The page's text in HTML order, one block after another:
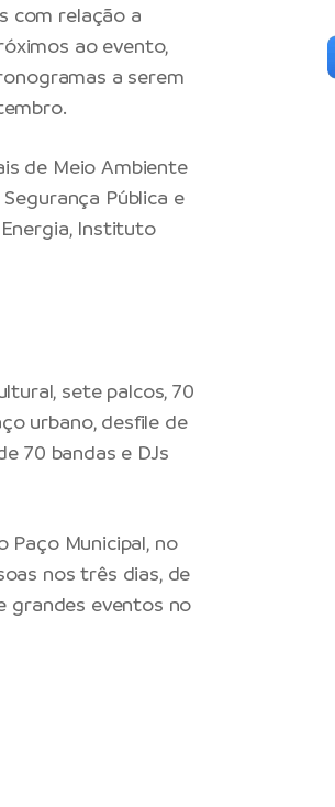
com relação a
ao evento,
a serem
de Meio Ambiente
Pública e
Energia, Instituto
sete palcos, 70
urbano, desfile de
70 bandas e DJs
Paço Municipal, no
nos três dias, de
grandes eventos no